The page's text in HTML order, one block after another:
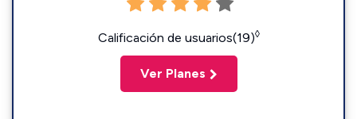
Calificación de usuarios(19)◊
Ver Planes